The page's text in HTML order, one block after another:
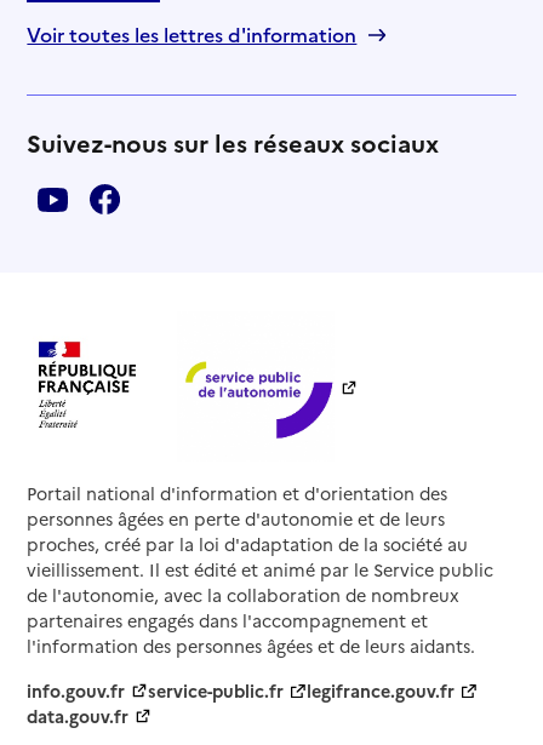
Voir toutes les lettres d'information
Suivez-nous sur les réseaux sociaux
Portail national d'information et d'orientation des
personnes âgées en perte d'autonomie et de leurs
proches, créé par la loi d'adaptation de la société au
vieillissement. Il est édité et animé par le Service public
de l'autonomie, avec la collaboration de nombreux
partenaires engagés dans l'accompagnement et
l'information des personnes âgées et de leurs aidants.
info.gouv.fr
service-public.fr
legifrance.gouv.fr
data.gouv.fr